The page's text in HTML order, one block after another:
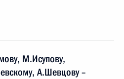
М.Исупову,
А.Шевцову –